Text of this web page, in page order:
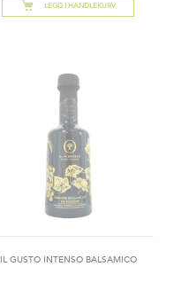
LEGG I HANDLEKURV
IL GUSTO INTENSO BALSAMICO